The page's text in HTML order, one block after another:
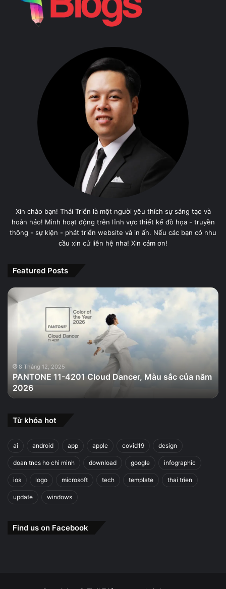
Xin chào bạn! Thái Triển là một người yêu thích sự sáng tạo và
hoàn hảo! Mình hoạt động trên lĩnh vực thiết kế đồ họa - truyền
thông - sự kiện - phát triển website và in ấn. Nếu các bạn có nhu
cầu xin cứ liên hệ nha! Xin cảm ơn!
Featured Posts
PANTONE
11-
Màu
của
năm
2026
8 Tháng 12, 2025
PANTONE 11-4201 Cloud Dancer, Màu sắc của năm
2026
Từ khóa hot
ai android app apple covid19 design
doan tncs ho chi minh download google infographic
ios logo microsoft tech template thai trien
update windows
Find us on Facebook